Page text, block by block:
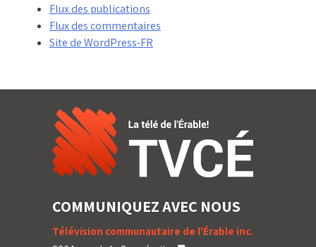
Flux des publications
Flux des commentaires
Site de WordPress-FR
COMMUNIQUEZ AVEC NOUS
Télévision communautaire de l'Érable inc.